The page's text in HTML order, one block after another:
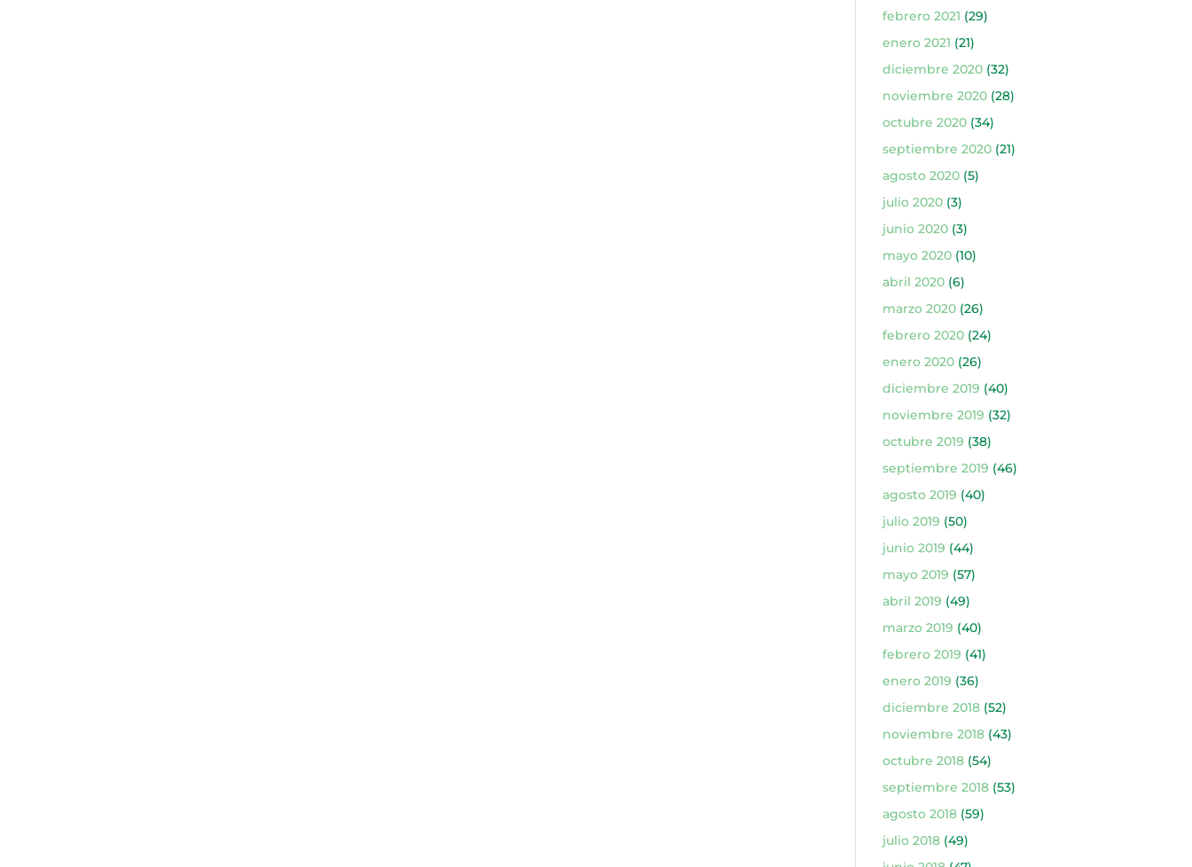
febrero 2021 (29)
enero 2021 (21)
diciembre 2020(32)
noviembre 2020(28)
octubre 2020(34)
septiembre 2020(21)
agosto 2020(5)
julio 2020(3)
junio 2020(3)
mayo 2020(10)
abril 2020(6)
marzo 2020(26)
febrero 2020(24)
enero 2020(26)
diciembre 2019 (40)
noviembre 2019 (32)
octubre 2019 (38)
septiembre 2019 (46)
agosto 2019 (40)
julio 2019 (50)
junio 2019 (44)
mayo 2019 (57)
abril 2019 (49)
marzo 2019 (40)
febrero 2019 (41)
enero 2019 (36)
diciembre 2018(52)
noviembre 2018(43)
octubre 2018(54)
septiembre 2018(53)
agosto 2018(59)
julio 2018(49)